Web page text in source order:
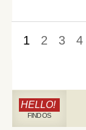
1 2 3 4
HELLO!
FIND OS